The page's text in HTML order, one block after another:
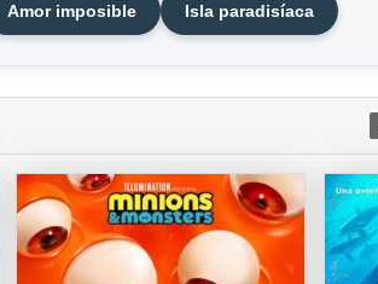
Amor imposible Isla paradisíaca